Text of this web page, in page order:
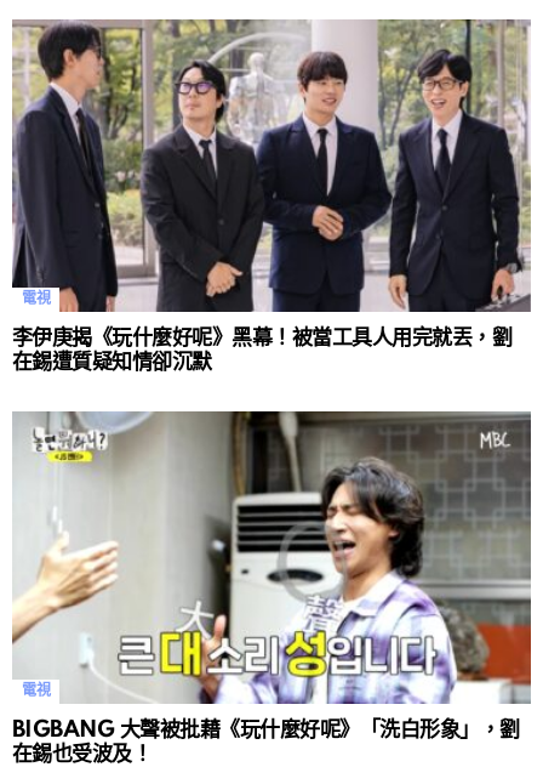
電視
李伊庚揭《玩什麼好呢》黑幕！被當工具人用完就丟，劉
在錫遭質疑知情卻沉默
電視
BIGBANG 大聲被批藉《玩什麼好呢》「洗白形象」，劉
在錫也受波及！